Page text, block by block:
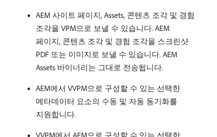
AEM 사이트 페이지, Assets, 콘텐츠 조각 및 경험
조각을 VPM으로 보낼 수 있습니다. AEM
페이지, 콘텐츠 조각 및 경험 조각을 스크린샷
PDF 또는 이미지로 보낼 수 있습니다. AEM
Assets 바이너리는 그대로 전송됩니다.
AEM에서 VVPM으로 구성할 수 있는 선택한
메타데이터 요소의 수동 및 자동 동기화를
지원합니다.
VVPM에서 AEM으로 구성할 수 있는 선택한